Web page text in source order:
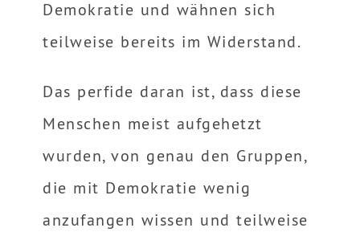
Demokratie und wähnen sich
teilweise bereits im Widerstand.
Das perfide daran ist, dass diese
Menschen meist aufgehetzt
wurden, von genau den Gruppen,
die mit Demokratie wenig
anzufangen wissen und teilweise